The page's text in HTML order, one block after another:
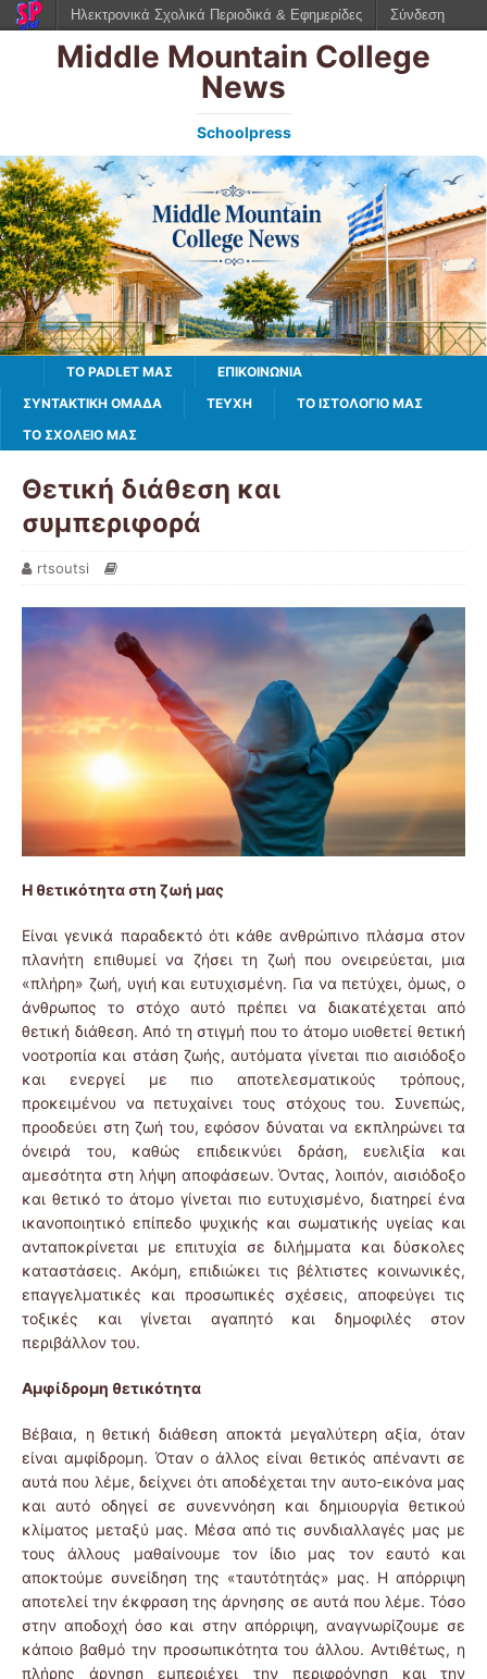
Middle Mountain College
News
Schoolpress
TO PADLET ΜΑΣ
ΕΠΙΚΟΙΝΩΝΙΑ
ΣΥΝΤΑΚΤΙΚΗ ΟΜΑΔΑ
ΤΕΥΧΗ
ΤΟ ΙΣΤΟΛΌΓΙΌ ΜΑΣ
ΤΟ ΣΧΟΛΕΙΟ ΜΑΣ
Θετική διάθεση και
συμπεριφορά
rtsoutsi
Η θετικότητα στη ζωή μας
Είναι γενικά παραδεκτό ότι κάθε ανθρώπινο πλάσμα στον
πλανήτη επιθυμεί να ζήσει τη ζωή που ονειρεύεται, μια
«πλήρη» ζωή, υγιή και ευτυχισμένη. Για να πετύχει, όμως, ο
άνθρωπος το στόχο αυτό πρέπει να διακατέχεται από
θετική διάθεση. Από τη στιγμή που το άτομο υιοθετεί θετική
νοοτροπία και στάση ζωής, αυτόματα γίνεται πιο αισιόδοξο
και ενεργεί με πιο αποτελεσματικούς τρόπους,
προκειμένου να πετυχαίνει τους στόχους του. Συνεπώς,
προοδεύει στη ζωή του, εφόσον δύναται να εκπληρώνει τα
όνειρά του, καθώς επιδεικνύει δράση, ευελιξία και
αμεσότητα στη λήψη αποφάσεων. Όντας, λοιπόν, αισιόδοξο
και θετικό το άτομο γίνεται πιο ευτυχισμένο, διατηρεί ένα
ικανοποιητικό επίπεδο ψυχικής και σωματικής υγείας και
ανταποκρίνεται με επιτυχία σε διλήμματα και δύσκολες
καταστάσεις. Ακόμη, επιδιώκει τις βέλτιστες κοινωνικές,
επαγγελματικές και προσωπικές σχέσεις, αποφεύγει τις
τοξικές και γίνεται αγαπητό και δημοφιλές στον
περιβάλλον του.
Αμφίδρομη θετικότητα
Βέβαια, η θετική διάθεση αποκτά μεγαλύτερη αξία, όταν
είναι αμφίδρομη. Όταν ο άλλος είναι θετικός απέναντι σε
αυτά που λέμε, δείχνει ότι αποδέχεται την αυτο-εικόνα μας
και αυτό οδηγεί σε συνεννόηση και δημιουργία θετικού
κλίματος μεταξύ μας. Μέσα από τις συνδιαλλαγές μας με
τους άλλους μαθαίνουμε τον ίδιο μας τον εαυτό και
αποκτούμε συνείδηση της «ταυτότητάς» μας. Η απόρριψη
αποτελεί την έκφραση της άρνησης σε αυτά που λέμε. Τόσο
στην αποδοχή όσο και στην απόρριψη, αναγνωρίζουμε σε
κάποιο βαθμό την προσωπικότητα του άλλου. Αντιθέτως, η
πλήρης άρνηση εμπεριέχει την περιφρόνηση και την
Ηλεκτρονικά Σχολικά Περιοδικά & Εφημερίδες Σύνδεση